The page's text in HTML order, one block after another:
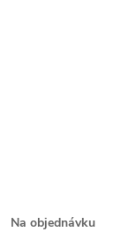
Na objednávku